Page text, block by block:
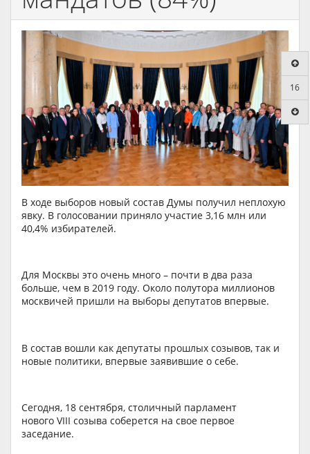
В ходе выборов новый состав Думы получил неплохую
явку. В голосовании приняло участие 3,16 млн или
40,4% избирателей.
Для Москвы это очень много – почти в два раза
больше, чем в 2019 году. Около полутора миллионов
москвичей пришли на выборы депутатов впервые.
В состав вошли как депутаты прошлых созывов, так и
новые политики, впервые заявившие о себе.
Сегодня, 18 сентября, столичный парламент
нового VIII созыва соберется на свое первое
заседание.
16